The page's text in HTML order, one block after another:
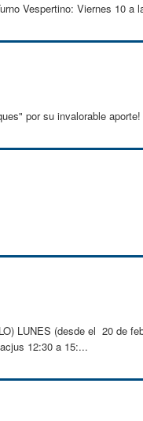
Vespertino: Viernes 10 a
por su invalorable aporte!
LUNES (desde el 20 de
12:30 a 15:...